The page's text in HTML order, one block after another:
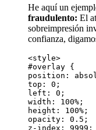
He aquí un
fraudulento: El
sobreimpresión
confianza,
<style>
#overlay {
position:
top: 0;
left: 0;
width: 100%;
height: 100%;
opacity: 0.5;
z-index: 9999;